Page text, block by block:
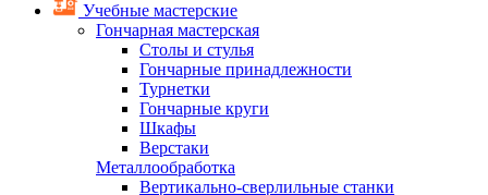
Учебные мастерские
Гончарная мастерская
Столы и стулья
Гончарные принадлежности
Турнетки
Гончарные круги
Шкафы
Верстаки
Металлообработка
Вертикально-сверлильные станки